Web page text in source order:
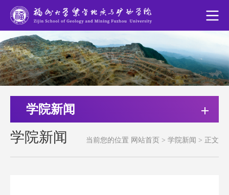
学院新闻
学院新闻 当前您的位置 网站首页 > 学院新闻 > 正文